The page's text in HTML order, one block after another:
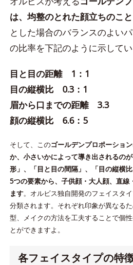
は、均整のとれた顔立ちのこと
とした場合のバランスのよい
の比率を下記のように示してい
目と目の距離 1：1
目の縦横比 0.3：1
眉から口までの距離 3.3
顔の縦横比 6.6：5
そして、このゴールデンプロポーショ
か、小さいかによって導き出されるの
形」、「目と目の間隔」、「目の縦横
5つの要素から、子供顔・大人顔、直線
ます。オルビス独自開発のフェイスタ
分類されます。それぞれ印象が異なる
型、メイクの方法を工夫することで個
とができますよ。
各フェイスタイプの特